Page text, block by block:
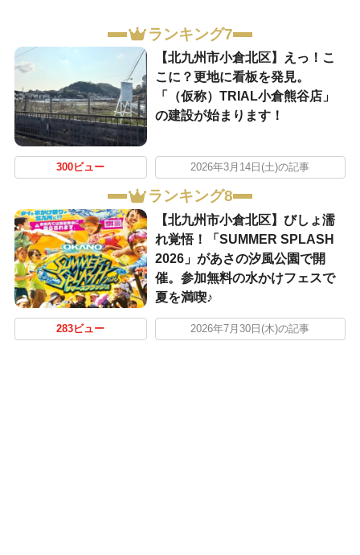
ランキング7
【北九州市小倉北区】えっ！こ
こに？更地に看板を発見。
「（仮称）TRIAL小倉熊谷店」
の建設が始まります！
300ビュー 2026年3月14日(土)の記事
ランキング8
【北九州市小倉北区】びしょ濡
れ覚悟！「SUMMER SPLASH
2026」があさの汐風公園で開
催。参加無料の水かけフェスで
夏を満喫♪
283ビュー 2026年7月30日(木)の記事